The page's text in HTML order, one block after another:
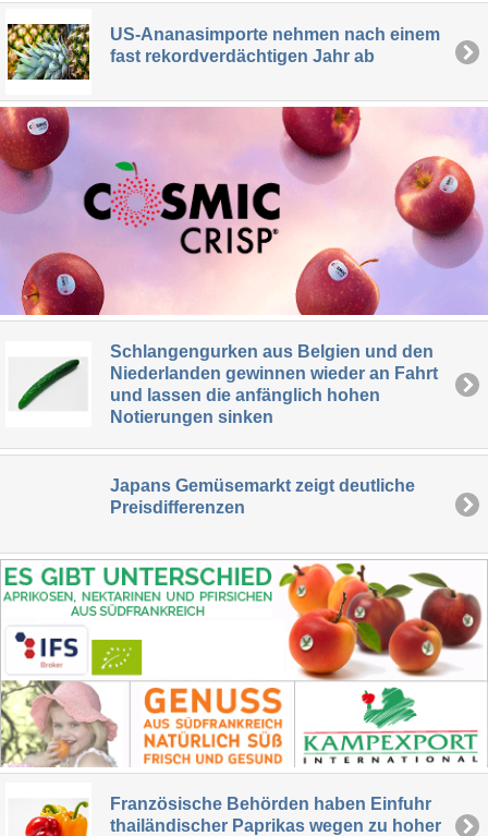
US-Ananasimporte nehmen nach einem
fast rekordverdächtigen Jahr ab
Schlangengurken aus Belgien und den
Niederlanden gewinnen wieder an Fahrt
und lassen die anfänglich hohen
Notierungen sinken
Japans Gemüsemarkt zeigt deutliche
Preisdifferenzen
Französische Behörden haben Einfuhr
thailändischer Paprikas wegen zu hoher